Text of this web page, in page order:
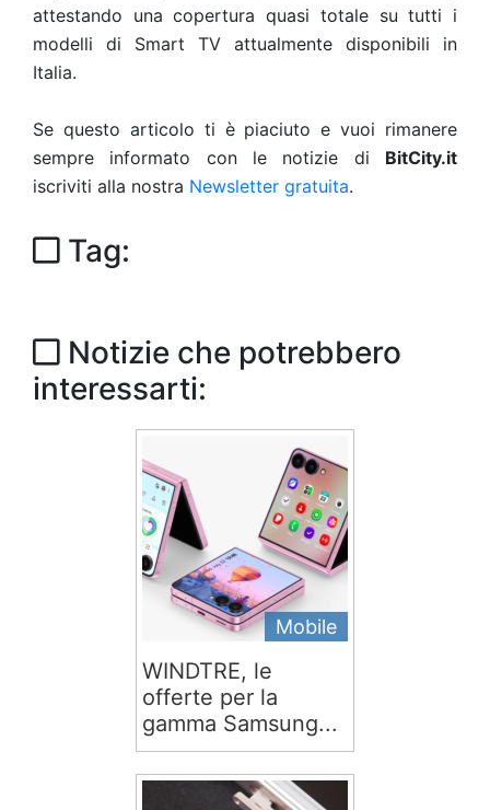
attestando una copertura quasi totale su tutti i
modelli di Smart TV attualmente disponibili in
Italia.
Se questo articolo ti è piaciuto e vuoi rimanere
sempre informato con le notizie di BitCity.it
iscriviti alla nostra Newsletter gratuita.
Tag:
Notizie che potrebbero
interessarti:
Mobile
WINDTRE, le
offerte per la
gamma Samsung...